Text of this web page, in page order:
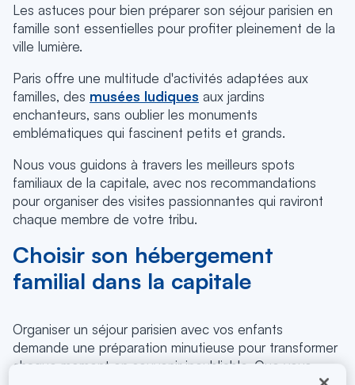
Les astuces pour bien préparer son séjour parisien en
famille sont essentielles pour profiter pleinement de la
ville lumière.
Paris offre une multitude d'activités adaptées aux
familles, des musées ludiques aux jardins
enchanteurs, sans oublier les monuments
emblématiques qui fascinent petits et grands.
Nous vous guidons à travers les meilleurs spots
familiaux de la capitale, avec nos recommandations
pour organiser des visites passionnantes qui raviront
chaque membre de votre tribu.
Choisir son hébergement
familial dans la capitale
Organiser un séjour parisien avec vos enfants
demande une préparation minutieuse pour transformer
chaque moment en souvenir inoubliable. Que vous